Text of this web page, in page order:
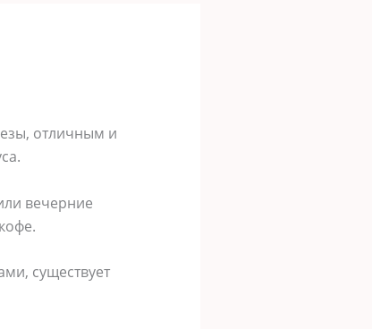
отличным и
вечерние
существует